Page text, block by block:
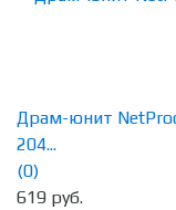
Драм-юнит
204...
(0)
619 руб.